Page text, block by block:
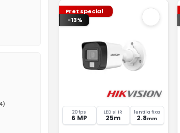
Pret special
-13%
20 fps
6 MP
LED si IR
25m
lentila fixa
2.8mm